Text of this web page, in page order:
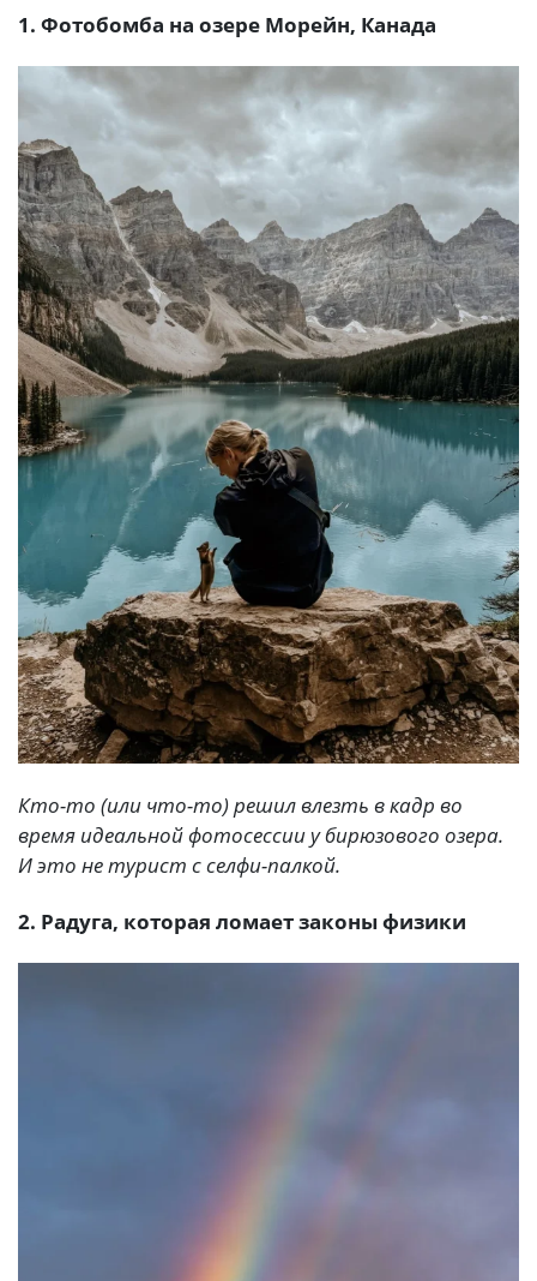
1. Фотобомба на озере Морейн, Канада
Кто-то (или что-то) решил влезть в кадр во
время идеальной фотосессии у бирюзового озера.
И это не турист с селфи-палкой.
2. Радуга, которая ломает законы физики